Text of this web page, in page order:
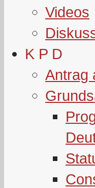
Videos
K P D
Antrag